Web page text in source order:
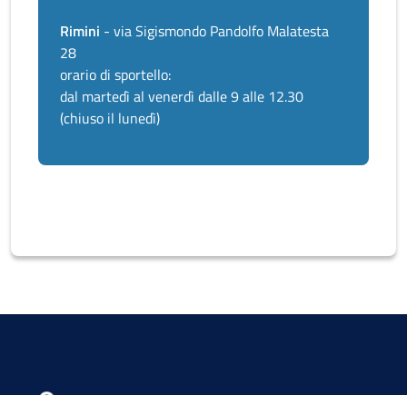
Rimini - via Sigismondo Pandolfo Malatesta
28
orario di sportello:
dal martedì al venerdì dalle 9 alle 12.30
(chiuso il lunedì)